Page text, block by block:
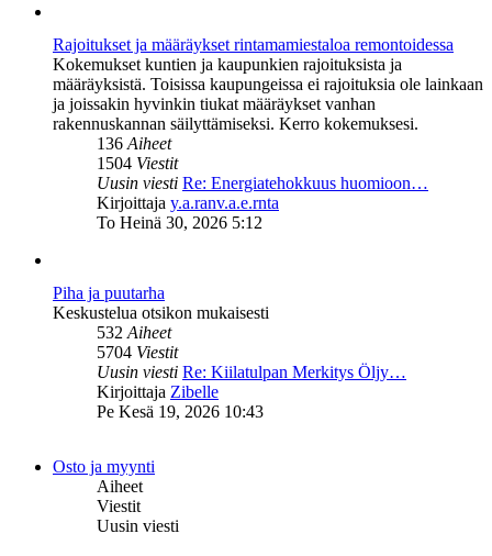
Rajoitukset ja määräykset rintamamiestaloa remontoidessa
Kokemukset kuntien ja kaupunkien rajoituksista ja
määräyksistä. Toisissa kaupungeissa ei rajoituksia ole lainkaan
ja joissakin hyvinkin tiukat määräykset vanhan
rakennuskannan säilyttämiseksi. Kerro kokemuksesi.
136Aiheet
1504 Viestit
Uusin viesti Re: Energiatehokkuus huomioon…
Kirjoittaja y.a.ranv.a.e.rnta
To Heinä 30, 2026 5:12
Piha ja puutarha
Keskustelua otsikon mukaisesti
532Aiheet
5704 Viestit
Uusin viesti Re: Kiilatulpan Merkitys Öljy…
Kirjoittaja ZibelleNäytä
uusin
Pe Kesä 19, 2026 10:43
Osto ja myynti
Aiheet
Viestit
Uusin viesti